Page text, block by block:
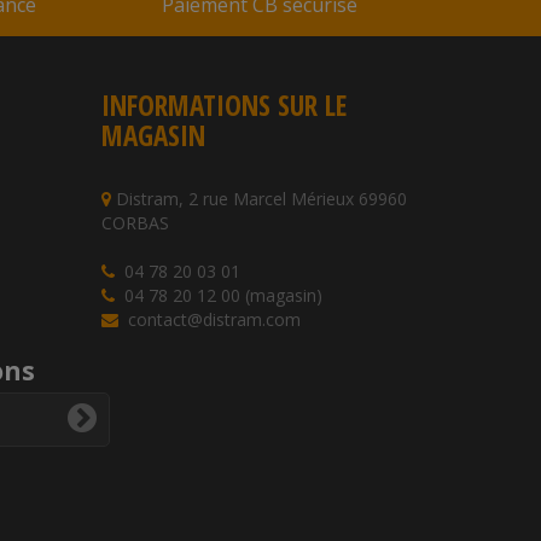
INFORMATIONS SUR LE
MAGASIN
Distram, 2 rue Marcel Mérieux 69960
CORBAS
04 78 20 03 01
04 78 20 12 00 (magasin)
contact@distram.com